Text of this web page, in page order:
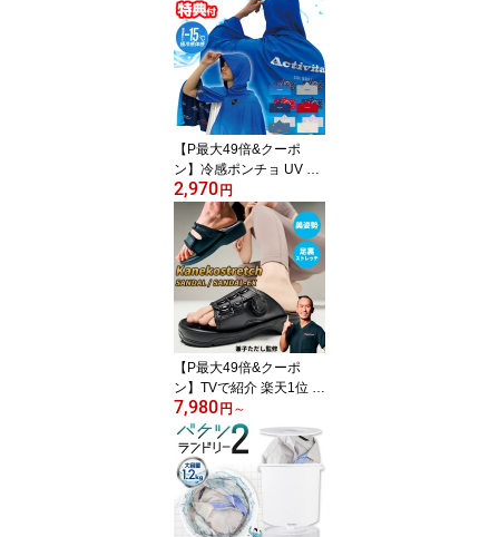
熱パラソル 折りたたみ
日傘 遮熱日傘 巾着付 UV
＆遮光100％カッット 軽
量 日傘 晴雨兼用 遮熱パ
ラソル シェード 日傘 長
傘 TEIJIN ティーコンフ
ォート ナノフロント シ
ール
【P最大49倍&クーポ
ン】冷感ポンチョ UV Act
ivital 冷感 体感-15℃ クー
ルメイカー 冷却タオルポ
ンチョ アクティバイタル
クールメーカー 水冷服
冷感タオル UVカット 冷
房服 熱中症予防 接触冷
感 アイスタオル 冷却服
タオルポンチョ ベスト
日焼け防止 日除け
2,970円
【P最大49倍&クーポ
ン】TVで紹介 楽天1位 兼
子ただし 兼子ストレッチ
サンダルEX /兼子ストレ
ッチサンダル 美姿勢 足
裏ストレッチサンダル K
aneko stretch サンダル
ドSトレーナー リカバリ
ー SSSストレッチ 美姿
7,980円 ～